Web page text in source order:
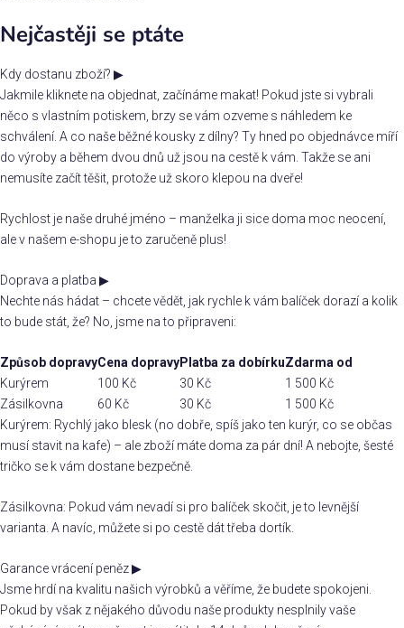
Nejčastěji se ptáte
Kdy dostanu zboží? ▶
Jakmile kliknete na objednat, začínáme makat! Pokud jste si vybrali
něco s vlastním potiskem, brzy se vám ozveme s náhledem ke
schválení. A co naše běžné kousky z dílny? Ty hned po objednávce míří
do výroby a během dvou dnů už jsou na cestě k vám. Takže se ani
nemusíte začít těšit, protože už skoro klepou na dveře!
Rychlost je naše druhé jméno – manželka ji sice doma moc neocení,
ale v našem e-shopu je to zaručeně plus!
Doprava a platba ▶
Nechte nás hádat – chcete vědět, jak rychle k vám balíček dorazí a kolik
to bude stát, že? No, jsme na to připraveni:
Způsob dopravyCena dopravyPlatba za dobírkuZdarma od
Kurýrem
100 Kč 30 Kč
1 500 Kč
Zásilkovna
60 Kč 30 Kč
1 500 Kč
Kurýrem: Rychlý jako blesk (no dobře, spíš jako ten kurýr, co se občas
musí stavit na kafe) – ale zboží máte doma za pár dní! A nebojte, šesté
tričko se k vám dostane bezpečně.
Zásilkovna: Pokud vám nevadí si pro balíček skočit, je to levnější
varianta. A navíc, můžete si po cestě dát třeba dortík.
Garance vrácení peněz▶
Jsme hrdí na kvalitu našich výrobků a věříme, že budete spokojeni.
Pokud by však z nějakého důvodu naše produkty nesplnily vaše